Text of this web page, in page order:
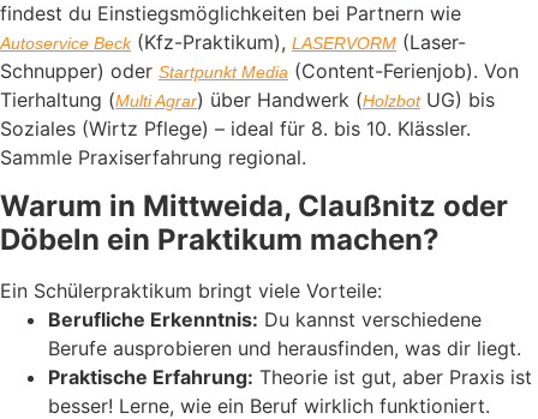
findest du Einstiegsmöglichkeiten bei Partnern wie
Autoservice Beck(Kfz-Praktikum), LASERVORM (Laser-
Schnupper) oder Startpunkt Media (Content-Ferienjob). Von
Tierhaltung (Multi Agrar) über Handwerk (HolzbotUG) bis
Soziales (Wirtz Pflege) – ideal für 8. bis 10. Klässler.
Sammle Praxiserfahrung regional.
Warum in Mittweida, Claußnitz oder
Döbeln ein Praktikum machen?
Ein Schülerpraktikum bringt viele Vorteile:
Berufliche Erkenntnis: Du kannst verschiedene
Berufe ausprobieren und herausfinden, was dir liegt.
Praktische Erfahrung: Theorie ist gut, aber Praxis ist
besser! Lerne, wie ein Beruf wirklich funktioniert.